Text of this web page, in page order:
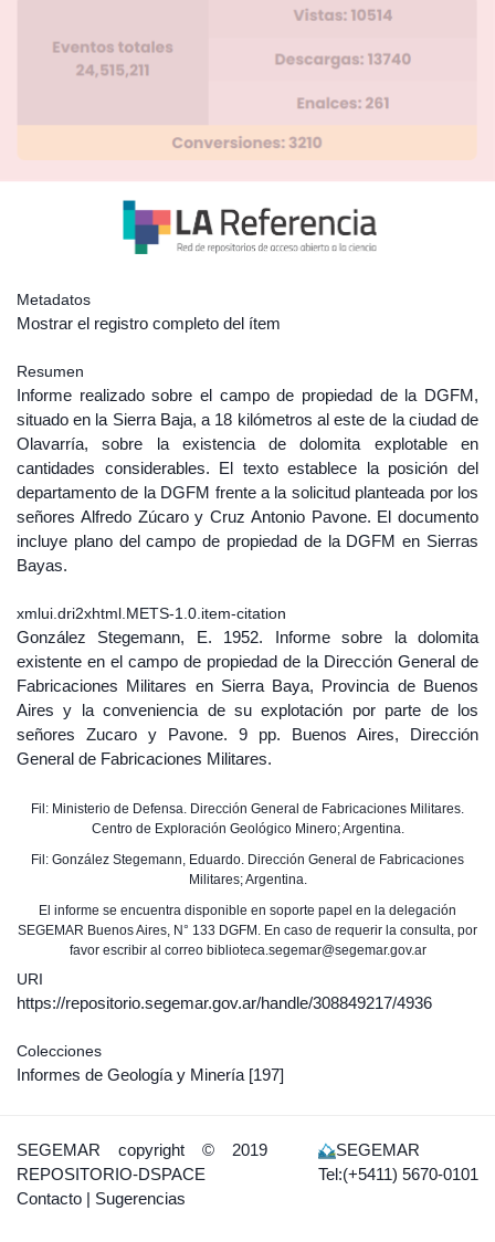
Metadatos
Mostrar el registro completo del ítem
Resumen
Informe realizado sobre el campo de propiedad de la DGFM,
situado en la Sierra Baja, a 18 kilómetros al este de la ciudad de
Olavarría, sobre la existencia de dolomita explotable en
cantidades considerables. El texto establece la posición del
departamento de la DGFM frente a la solicitud planteada por los
señores Alfredo Zúcaro y Cruz Antonio Pavone. El documento
incluye plano del campo de propiedad de la DGFM en Sierras
Bayas.
xmlui.dri2xhtml.METS-1.0.item-citation
González Stegemann, E. 1952. Informe sobre la dolomita
existente en el campo de propiedad de la Dirección General de
Fabricaciones Militares en Sierra Baya, Provincia de Buenos
Aires y la conveniencia de su explotación por parte de los
señores Zucaro y Pavone. 9 pp. Buenos Aires, Dirección
General de Fabricaciones Militares.
Fil: Ministerio de Defensa. Dirección General de Fabricaciones Militares.
Centro de Exploración Geológico Minero; Argentina.
Fil: González Stegemann, Eduardo. Dirección General de Fabricaciones
Militares; Argentina.
El informe se encuentra disponible en soporte papel en la delegación
SEGEMAR Buenos Aires, N° 133 DGFM. En caso de requerir la consulta, por
favor escribir al correo biblioteca.segemar@segemar.gov.ar
URI
https://repositorio.segemar.gov.ar/handle/308849217/4936
Colecciones
Informes de Geología y Minería[197]
SEGEMAR copyright © 2019
REPOSITORIO-DSPACE
Contacto | Sugerencias
SEGEMAR
Tel:(+5411) 5670-0101